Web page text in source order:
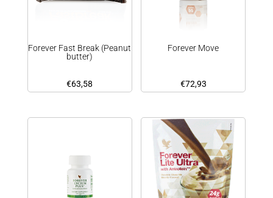
Forever Fast Break (Peanut
butter)
€63,58
Forever Move
€72,93